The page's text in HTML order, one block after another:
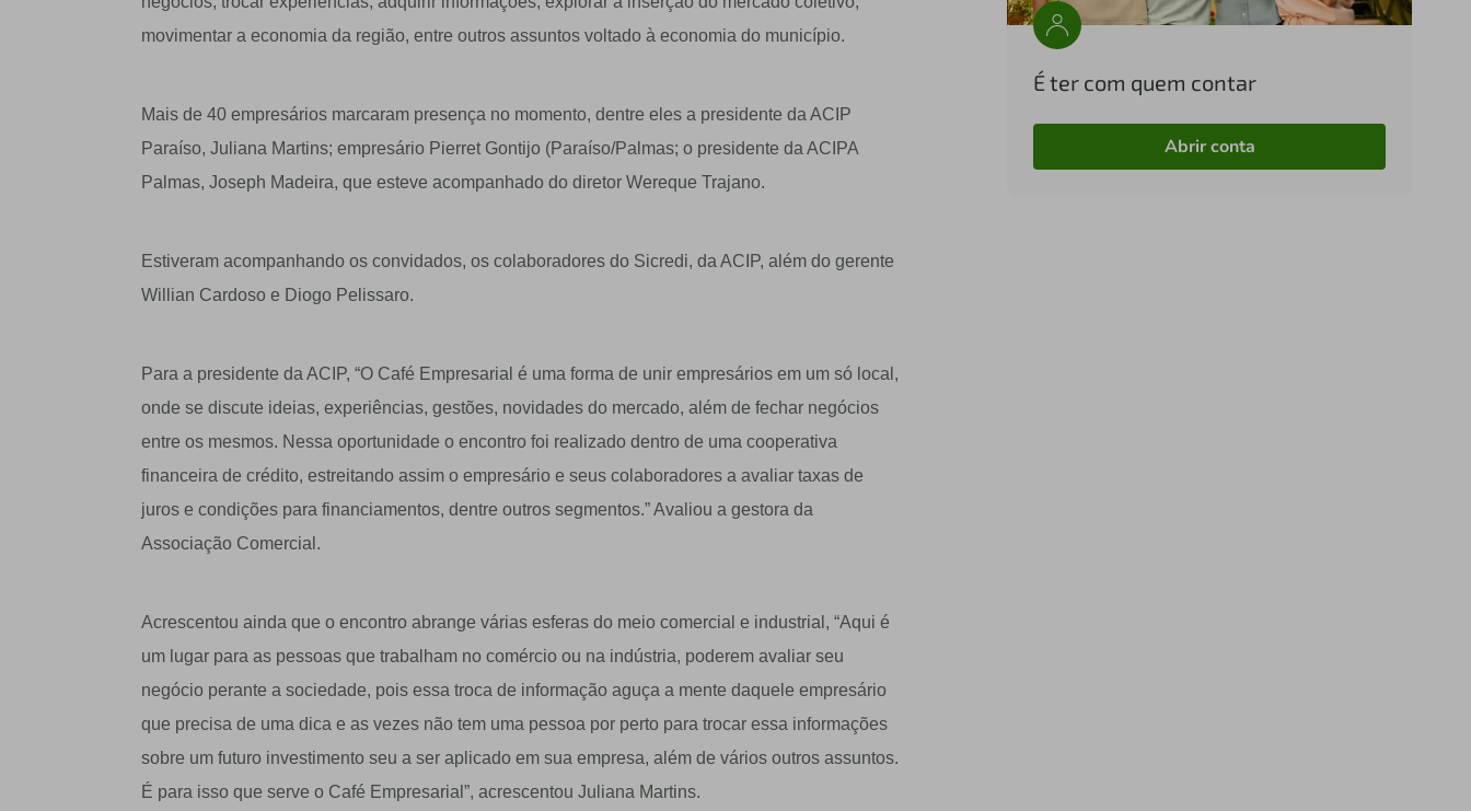
movimentar a economia da região, entre outros assuntos voltado à economia do município.
Mais de 40 empresários marcaram presença no momento, dentre eles a presidente da ACIP
Paraíso, Juliana Martins; empresário Pierret Gontijo (Paraíso/Palmas; o presidente da ACIPA
Palmas, Joseph Madeira, que esteve acompanhado do diretor Wereque Trajano.
Estiveram acompanhando os convidados, os colaboradores do Sicredi, da ACIP, além do gerente
Willian Cardoso e Diogo Pelissaro.
Para a presidente da ACIP, “O Café Empresarial é uma forma de unir empresários em um só local,
onde se discute ideias, experiências, gestões, novidades do mercado, além de fechar negócios
entre os mesmos. Nessa oportunidade o encontro foi realizado dentro de uma cooperativa
financeira de crédito, estreitando assim o empresário e seus colaboradores a avaliar taxas de
juros e condições para financiamentos, dentre outros segmentos.” Avaliou a gestora da
Associação Comercial.
Acrescentou ainda que o encontro abrange várias esferas do meio comercial e industrial, “Aqui é
um lugar para as pessoas que trabalham no comércio ou na indústria, poderem avaliar seu
negócio perante a sociedade, pois essa troca de informação aguça a mente daquele empresário
que precisa de uma dica e as vezes não tem uma pessoa por perto para trocar essa informações
sobre um futuro investimento seu a ser aplicado em sua empresa, além de vários outros assuntos.
É para isso que serve o Café Empresarial”, acrescentou Juliana Martins.
É ter com quem contar
Abrir conta